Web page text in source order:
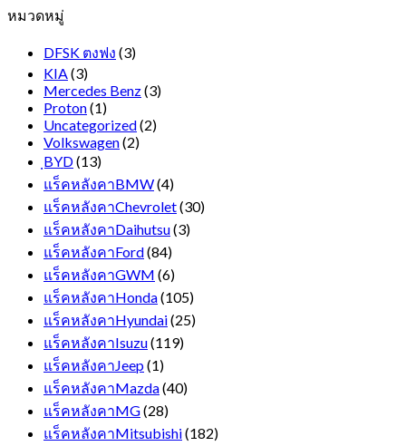
หมวดหมู่
DFSK ตงฟง (3)
KIA(3)
Mercedes Benz(3)
Proton(1)
Uncategorized(2)
Volkswagen(2)
ฺBYD(13)
แร็คหลังคาBMW(4)
แร็คหลังคาChevrolet(30)
แร็คหลังคาDaihutsu(3)
แร็คหลังคาFord(84)
แร็คหลังคาGWM (6)
แร็คหลังคาHonda(105)
แร็คหลังคาHyundai(25)
แร็คหลังคาIsuzu(119)
แร็คหลังคาJeep(1)
แร็คหลังคาMazda(40)
แร็คหลังคาMG(28)
แร็คหลังคาMitsubishi(182)